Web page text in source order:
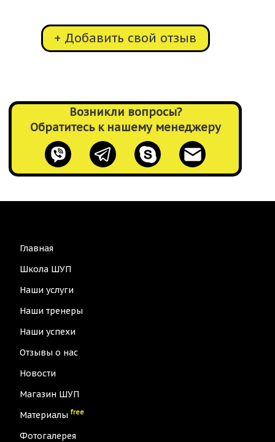
+ Добавить свой отзыв
Возникли вопросы?
Обратитесь к нашему менеджеру
Main
navigation
Главная
Школа ШУП
Наши услуги
Наши тренеры
Наши успехи
Отзывы о нас
Новости
Магазин ШУП
Материалы free
Фотогалерея